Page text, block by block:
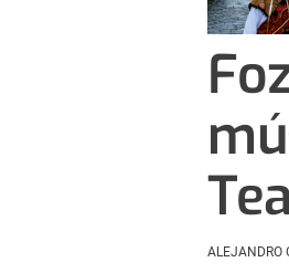
Tea
ALEJANDRO